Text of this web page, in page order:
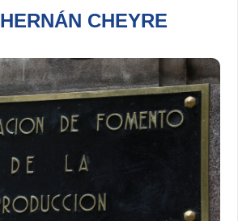
HERNÁN CHEYRE